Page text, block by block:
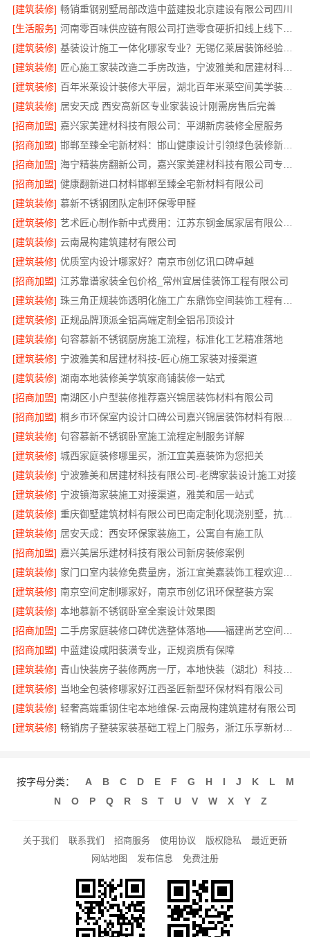
[建筑装修] 畅销重钢别墅局部改造中蓝建投北京建设有限公司四川
[生活服务]
河南零百味供应链有限公司打造零食硬折扣线上线下联动
[建筑装修]
基装设计施工一体化哪家专业？无锡亿莱居装饰经验丰富
[建筑装修]
匠心施工家装改造二手房改造，宁波雅美和居建材科技有限公司
[建筑装修]
百年米莱设计装修大平层，湖北百年米莱空间美学装饰材料有限公司匠心打造
[建筑装修] 居安天成 西安高新区专业家装设计刚需房售后完善
[招商加盟] 嘉兴家美建材科技有限公司：平湖新房装修全屋服务
[招商加盟]
邯郸至臻全宅新材料：邯山健康设计引领绿色装修新风尚
[招商加盟]
[招商加盟] 健康翻新进口材料邯郸至臻全宅新材料有限公司
[建筑装修] 慕新不锈钢团队定制环保零甲醛
[建筑装修]
艺术匠心制作新中式费用：江苏东钢金属家居有限公司详解
[建筑装修] 云南晟构建筑建材有限公司
[建筑装修] 优质室内设计哪家好？南京市创亿讯口碑卓越
[招商加盟] 江苏靠谱家装全包价格_常州宜居佳装饰工程有限公司
[建筑装修]
[建筑装修] 正规品牌顶派全铝高端定制全铝吊顶设计
[建筑装修] 句容慕新不锈钢厨房施工流程，标准化工艺精准落地
[建筑装修] 宁波雅美和居建材科技-匠心施工家装对接渠道
[建筑装修] 湖南本地装修美学筑家商铺装修一站式
[招商加盟] 南湖区小户型装修推荐嘉兴锦居装饰材料有限公司
[招商加盟]
[建筑装修] 句容慕新不锈钢卧室施工流程定制服务详解
[建筑装修] 城西家庭装修哪里买，浙江宜美嘉装饰为您把关
[建筑装修] 宁波雅美和居建材科技有限公司-老牌家装设计施工对接
[建筑装修] 宁波镇海家装施工对接渠道，雅美和居一站式
[建筑装修]
重庆御墅建筑材料有限公司巴南定制化现浇别墅，抗震防风
[建筑装修] 居安天成：西安环保家装施工，公寓自有施工队
[招商加盟] 嘉兴美居乐建材科技有限公司新房装修案例
[建筑装修]
[建筑装修] 南京空间定制哪家好，南京市创亿讯环保整装方案
[建筑装修] 本地慕新不锈钢卧室全案设计效果图
[招商加盟]
[招商加盟] 中蓝建设咸阳装潢专业，正规资质有保障
[建筑装修]
[建筑装修] 当地全包装修哪家好江西圣匠新型环保材料有限公司
[建筑装修] 轻奢高端重钢住宅本地维保-云南晟构建筑建材有限公司
[建筑装修]
畅销房子整装家装基础工程上门服务，浙江乐享新材料有限公司
按字母分类： A B C D E F G H I J K L
M
N
O P Q R S T U V W X Y Z
关于我们 联系我们 招商服务 使用协议 版权隐私
最近更新
网站地图
发布信息 免费注册